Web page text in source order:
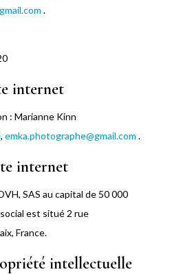
.
internet
: Marianne Kinn
, emka.photographe@gmail.com .
internet
SAS au capital de 50 000
est situé 2 rue
France.
intellectuelle